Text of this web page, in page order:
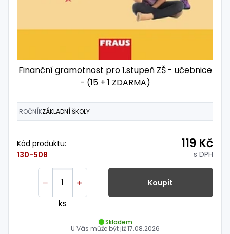
Finanční gramotnost pro 1.stupeň ZŠ - učebnice
- (15 + 1 ZDARMA)
ROČNÍKZÁKLADNÍ ŠKOLY
Kód produktu:
130-508
119 Kč
s DPH
ks
Koupit
Skladem
U Vás může být již17.08.2026